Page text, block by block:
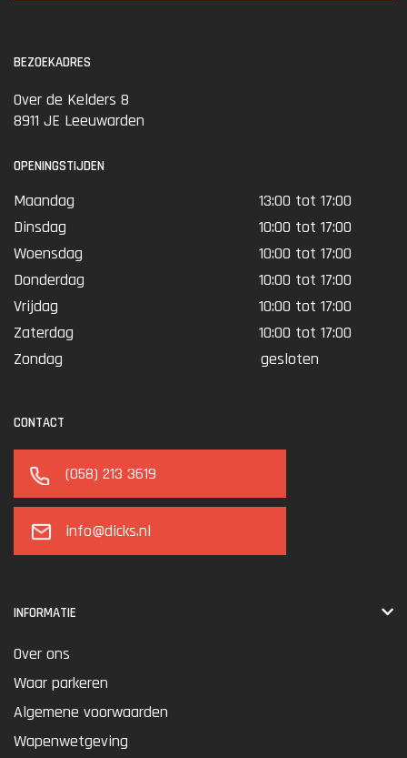
BEZOEKADRES
Over de Kelders 8
8911 JE Leeuwarden
OPENINGSTIJDEN
Maandag
13:00 tot 17:00
Dinsdag
10:00 tot 17:00
Woensdag
10:00 tot 17:00
Donderdag
10:00 tot 17:00
Vrijdag
10:00 tot 17:00
Zaterdag
10:00 tot 17:00
Zondag
gesloten
CONTACT
(058) 213 3619
info@dicks.nl
INFORMATIE
Over ons
Waar parkeren
Algemene voorwaarden
Wapenwetgeving